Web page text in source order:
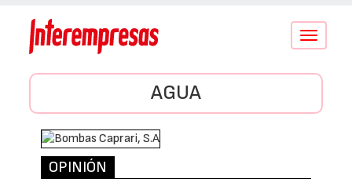
Conmutar
AGUA
OPINIÓN